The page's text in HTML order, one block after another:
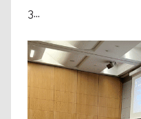
3...